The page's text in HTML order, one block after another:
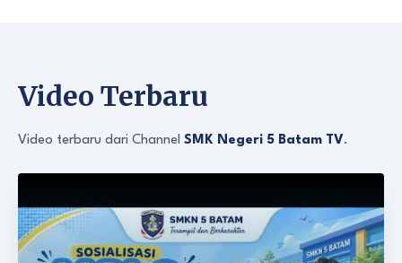
Video Terbaru
Video terbaru dari Channel SMK Negeri 5 Batam TV.